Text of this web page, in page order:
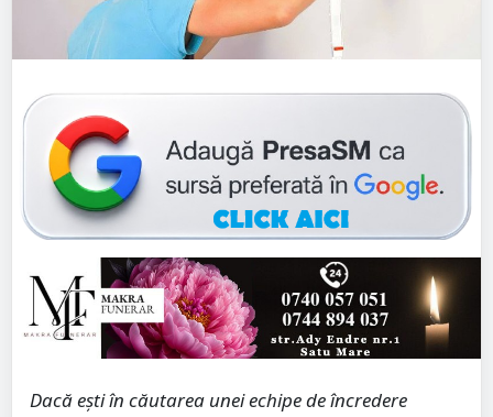
Dacă ești în căutarea unei echipe de încredere